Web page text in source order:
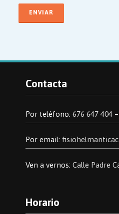
Contacta
Por teléfono: 676 647 404–
Por email:
Ven a vernos: Calle Padre
Horario